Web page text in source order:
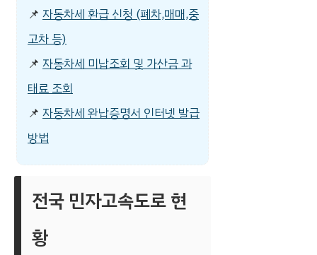
📌 자동차세 환급 신청 (폐차,매매,중
고차 등)
📌 자동차세 미납조회 및 가산금 과
태료 조회
📌 자동차세 완납증명서 인터넷 발급
방법
전국 민자고속도로 현
황